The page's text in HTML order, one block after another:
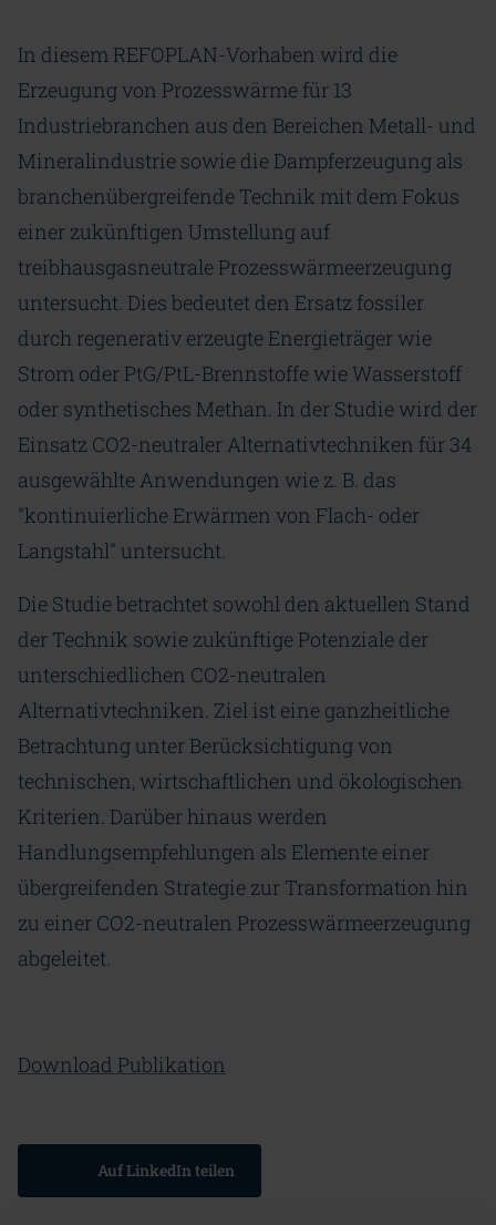
In diesem REFOPLAN-Vorhaben wird die
Erzeugung von ⁠Prozesswärme⁠ für 13
Industriebranchen aus den Bereichen Metall- und
Mineralindustrie sowie die Dampferzeugung als
branchenübergreifende Technik mit dem Fokus
einer zukünftigen Umstellung auf
treibhausgasneutrale Prozesswärmeerzeugung
untersucht. Dies bedeutet den Ersatz fossiler
durch regenerativ erzeugte Energieträger wie
Strom oder ⁠PtG⁠/⁠PtL⁠-Brennstoffe wie Wasserstoff
oder synthetisches Methan. In der Studie wird der
Einsatz CO2-neutraler Alternativtechniken für 34
ausgewählte Anwendungen wie z. B. das
"kontinuierliche Erwärmen von Flach- oder
Langstahl" untersucht.
Die Studie betrachtet sowohl den aktuellen Stand
der Technik sowie zukünftige Potenziale der
unterschiedlichen CO2-neutralen
Alternativtechniken. Ziel ist eine ganzheitliche
Betrachtung unter Berücksichtigung von
technischen, wirtschaftlichen und ökologischen
Kriterien. Darüber hinaus werden
Handlungsempfehlungen als Elemente einer
übergreifenden Strategie zur Transformation hin
zu einer CO2-neutralen Prozesswärmeerzeugung
abgeleitet.
Download Publikation
Auf LinkedIn teilen